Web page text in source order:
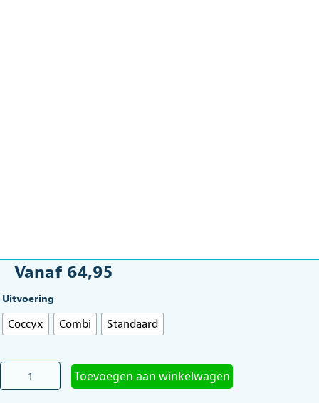
Vanaf 64,95
Uitvoering
Coccyx Combi Standaard
Zitkussen
Toevoegen aan winkelwagen